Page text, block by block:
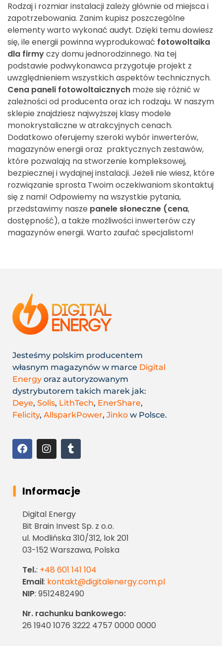
Rodzaj i rozmiar instalacji zależy głównie od miejsca i
zapotrzebowania. Zanim kupisz poszczególne
elementy warto wykonać audyt. Dzięki temu dowiesz
się, ile energii powinna wyprodukować fotowoltaika
dla firmyczy domu jednorodzinnego. Na tej
podstawie podwykonawca przygotuje projekt z
uwzględnieniem wszystkich aspektów technicznych.
Cena paneli fotowoltaicznych może się różnić w
zależności od producenta oraz ich rodzaju. W naszym
sklepie znajdziesz najwyższej klasy modele
monokrystaliczne w atrakcyjnych cenach.
Dodatkowo oferujemy szeroki wybór inwerterów,
magazynów energii oraz praktycznych zestawów,
które pozwalają na stworzenie kompleksowej,
bezpiecznej i wydajnej instalacji. Jeżeli nie wiesz, które
rozwiązanie sprosta Twoim oczekiwaniom skontaktuj
się z nami! Odpowiemy na wszystkie pytania,
przedstawimy nasze panele słoneczne (cena,
dostępność), a także możliwości inwerterów czy
magazynów energii. Warto zaufać specjalistom!
Jesteśmy polskim producentem
własnym magazynów w marce Digital
Energy oraz autoryzowanym
dystrybutorem takich marek jak:
Deye, Solis, LithTech, EnerShare,
Felicity, AllsparkPower, Jinko w Polsce.
Informacje
Digital Energy
Bit Brain Invest Sp. z o.o.
ul. Modlińska 310/312, lok 201
03-152 Warszawa, Polska
Tel.: +48 601 141 104
Email: kontakt@digitalenergy.com.pl
NIP: 9512482490
Nr. rachunku bankowego:
26 1940 1076 3222 4757 0000 0000